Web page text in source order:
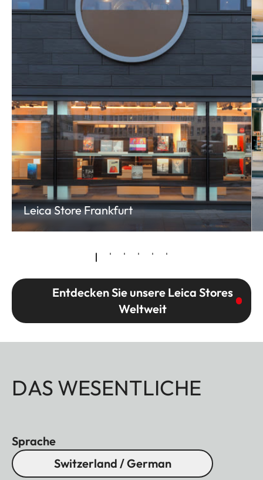
Leica Store Frankfurt
Entdecken Sie unsere Leica Stores
Weltweit
DAS WESENTLICHE
Sprache
Switzerland / German